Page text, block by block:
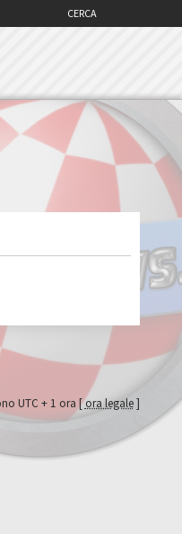
CERCA
UTC + 1 ora [ora legale]